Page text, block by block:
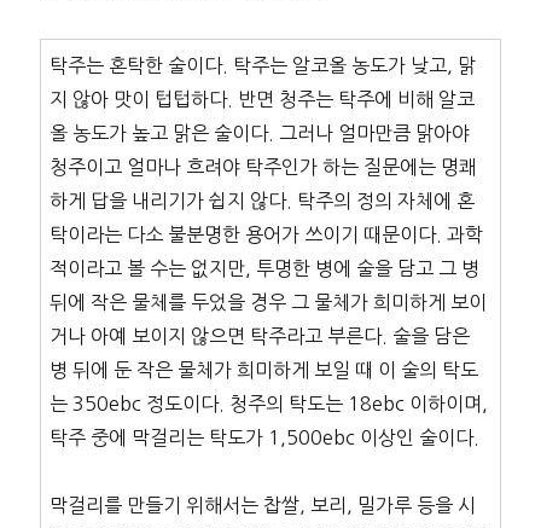
탁주는 혼탁한 술이다. 탁주는 알코올 농도가 낮고, 맑
지 않아 맛이 텁텁하다. 반면 청주는 탁주에 비해 알코
올 농도가 높고 맑은 술이다. 그러나 얼마만큼 맑아야
청주이고 얼마나 흐려야 탁주인가 하는 질문에는 명쾌
하게 답을 내리기가 쉽지 않다. 탁주의 정의 자체에 혼
탁이라는 다소 불분명한 용어가 쓰이기 때문이다. 과학
적이라고 볼 수는 없지만, 투명한 병에 술을 담고 그 병
뒤에 작은 물체를 두었을 경우 그 물체가 희미하게 보이
거나 아예 보이지 않으면 탁주라고 부른다. 술을 담은
병 뒤에 둔 작은 물체가 희미하게 보일 때 이 술의 탁도
는 350ebc 정도이다. 청주의 탁도는 18ebc 이하이며,
탁주 중에 막걸리는 탁도가 1,500ebc 이상인 술이다.
막걸리를 만들기 위해서는 찹쌀, 보리, 밀가루 등을 시